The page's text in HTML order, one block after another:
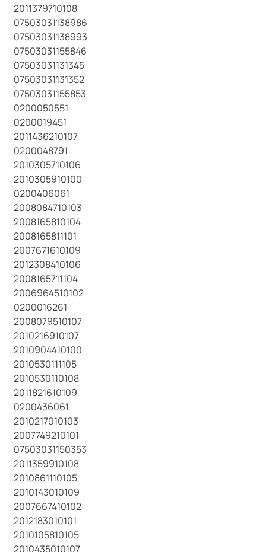
2011379710108
07503031138986
07503031138993
07503031155846
07503031131345
07503031131352
07503031155853
0200050551
0200019451
2011436210107
0200048791
2010305710106
2010305910100
0200406061
2008084710103
2008165810104
2008165811101
2007671610109
2012308410106
2008165711104
2006964510102
0200016261
2008079510107
2010216910107
2010904410100
2010530111105
2010530110108
2011821610109
0200436061
2010217010103
2007749210101
07503031150353
2011359910108
2010861110105
2010143010109
2007667410102
2012183010101
2010105810105
2010435010107